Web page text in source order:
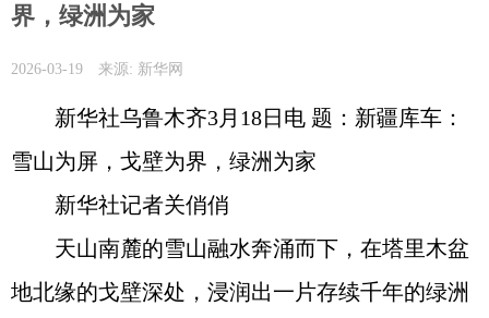
界，绿洲为家
2026-03-19 来源: 新华网
新华社乌鲁木齐3月18日电 题：新疆库车：
雪山为屏，戈壁为界，绿洲为家
新华社记者关俏俏
天山南麓的雪山融水奔涌而下，在塔里木盆
地北缘的戈壁深处，浸润出一片存续千年的绿洲